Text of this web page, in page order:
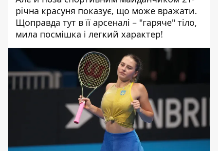
річна красуня показує, що може вражати.
Щоправда тут в її арсеналі – "гаряче" тіло,
мила посмішка і легкий характер!